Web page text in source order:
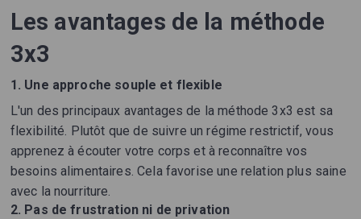
Les avantages de la méthode
3x3
1. Une approche souple et flexible
L'un des principaux avantages de la méthode 3x3 est sa
flexibilité. Plutôt que de suivre un régime restrictif, vous
apprenez à écouter votre corps et à reconnaître vos
besoins alimentaires. Cela favorise une relation plus saine
avec la nourriture.
2. Pas de frustration ni de privation